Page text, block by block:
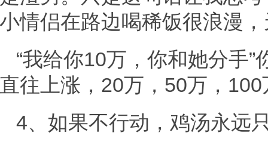
小情侣在路边喝稀饭很浪漫
“我给你10万，你和她分手
直往上涨，20万，50万，
4、如果不行动，鸡汤永远